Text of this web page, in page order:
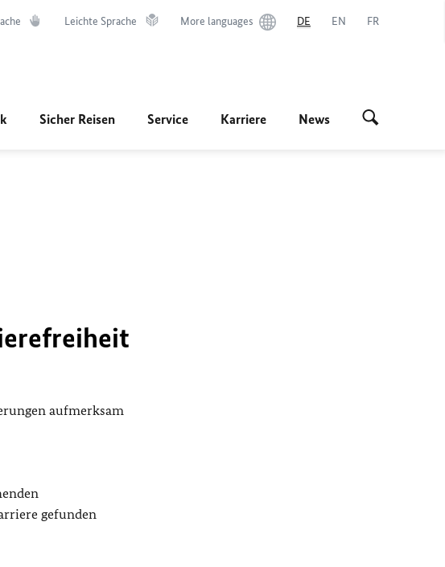
Leichte Sprache More languages DE EN FR
Sicher Reisen Service Karriere News
aufmerksam
gefunden